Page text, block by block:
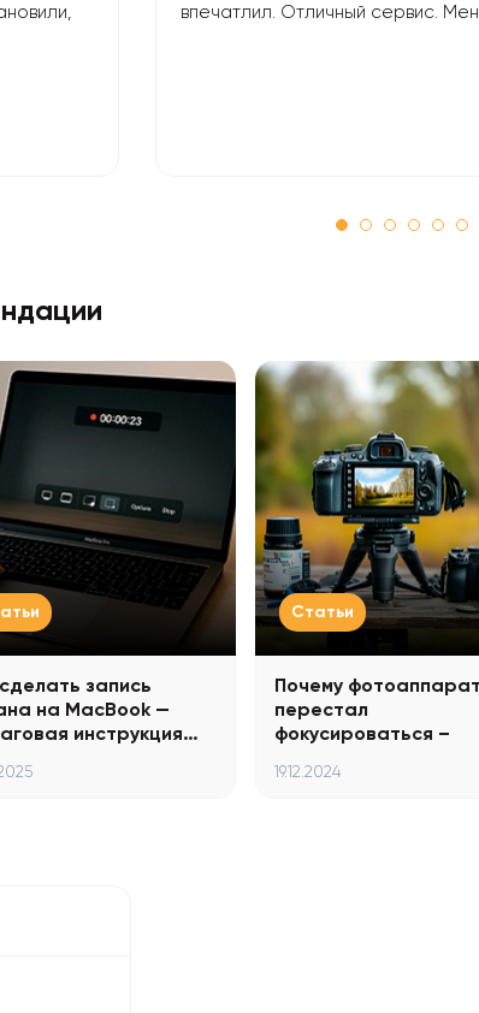
впечатлил. Отличный сервис.
запись
на MacBook —
инструкция…
Статьи
Почему фотоаппарат
перестал
фокусироваться –
19.12.2024